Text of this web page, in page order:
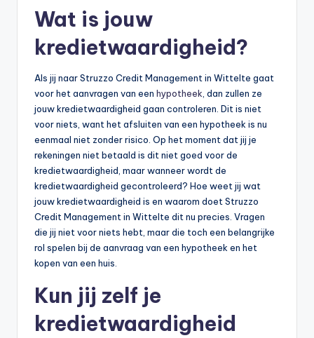
Wat is jouw
kredietwaardigheid?
Als jij naar Struzzo Credit Management in Wittelte gaat
voor het aanvragen van een hypotheek, dan zullen ze
jouw kredietwaardigheid gaan controleren. Dit is niet
voor niets, want het afsluiten van een hypotheek is nu
eenmaal niet zonder risico. Op het moment dat jij je
rekeningen niet betaald is dit niet goed voor de
kredietwaardigheid, maar wanneer wordt de
kredietwaardigheid gecontroleerd? Hoe weet jij wat
jouw kredietwaardigheid is en waarom doet Struzzo
Credit Management in Wittelte dit nu precies. Vragen
die jij niet voor niets hebt, maar die toch een belangrijke
rol spelen bij de aanvraag van een hypotheek en het
kopen van een huis.
Kun jij zelf je
kredietwaardigheid